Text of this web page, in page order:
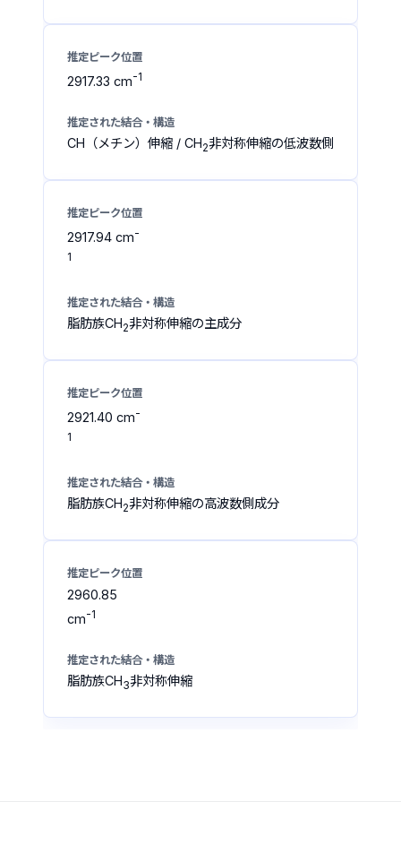
2917.33 cm-1
CH（メチン）伸縮 / CH2非対称伸縮の低波数側
2917.94 cm-
1
脂肪族CH2非対称伸縮の主成分
2921.40 cm-
1
脂肪族CH2非対称伸縮の高波数側成分
2960.85
cm-1
脂肪族CH3非対称伸縮